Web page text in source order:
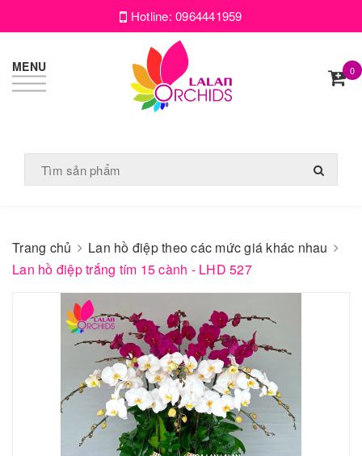
Hotline:0964441959
MENU 0
Trang chủ
Lan hồ điệp theo các mức giá khác nhau
Lan hồ điệp trắng tím 15 cành - LHD 527